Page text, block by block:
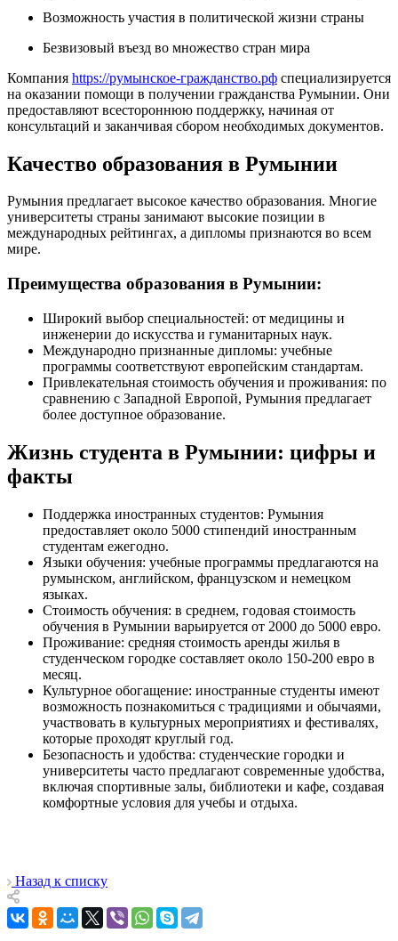
Возможность участия в политической жизни страны
Безвизовый въезд во множество стран мира
Компания https://румынское-гражданство.рф специализируется
на оказании помощи в получении гражданства Румынии. Они
предоставляют всестороннюю поддержку, начиная от
консультаций и заканчивая сбором необходимых документов.
Качество образования в Румынии
Румыния предлагает высокое качество образования. Многие
университеты страны занимают высокие позиции в
международных рейтингах, а дипломы признаются во всем
мире.
Преимущества образования в Румынии:
Широкий выбор специальностей: от медицины и
инженерии до искусства и гуманитарных наук.
Международно признанные дипломы: учебные
программы соответствуют европейским стандартам.
Привлекательная стоимость обучения и проживания: по
сравнению с Западной Европой, Румыния предлагает
более доступное образование.
Жизнь студента в Румынии: цифры и
факты
Поддержка иностранных студентов: Румыния
предоставляет около 5000 стипендий иностранным
студентам ежегодно.
Языки обучения: учебные программы предлагаются на
румынском, английском, французском и немецком
языках.
Стоимость обучения: в среднем, годовая стоимость
обучения в Румынии варьируется от 2000 до 5000 евро.
Проживание: средняя стоимость аренды жилья в
студенческом городке составляет около 150-200 евро в
месяц.
Культурное обогащение: иностранные студенты имеют
возможность познакомиться с традициями и обычаями,
участвовать в культурных мероприятиях и фестивалях,
которые проходят круглый год.
Безопасность и удобства: студенческие городки и
университеты часто предлагают современные удобства,
включая спортивные залы, библиотеки и кафе, создавая
комфортные условия для учебы и отдыха.
Назад к списку